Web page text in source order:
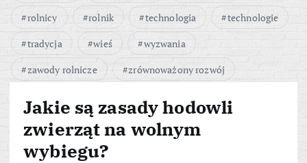
rolnicy
rolnik technologia
technologie
tradycja
wieś
wyzwania
zawody rolnicze
zrównoważony rozwój
Jakie są zasady hodowli
zwierząt na wolnym
wybiegu?